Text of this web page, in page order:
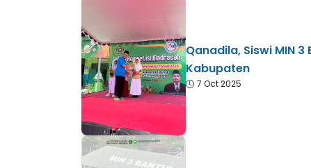
Qanadila, Siswi MIN
Kabupaten
7 Oct 2025